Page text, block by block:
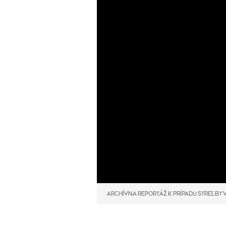
ARCHÍVNA REPORTÁŽ K PRÍPADU STREĽBY